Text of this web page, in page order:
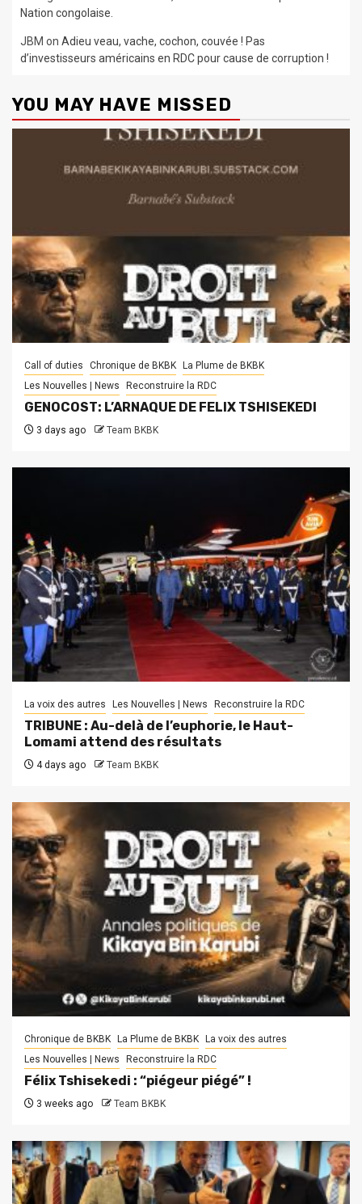
Nation congolaise.
JBM on Adieu veau, vache, cochon, couvée ! Pas
d’investisseurs américains en RDC pour cause de corruption !
YOU MAY HAVE MISSED
Call of duties Chronique de BKBK
La Plume de BKBK
Les Nouvelles | News
Reconstruire la RDC
GENOCOST: L’ARNAQUE DE FELIX TSHISEKEDI
3 days ago Team BKBK
La voix des autres Les Nouvelles | News Reconstruire la RDC
TRIBUNE : Au-delà de l’euphorie, le Haut-
Lomami attend des résultats
4 days ago Team BKBK
Chronique de BKBK La Plume de BKBK
La voix des autres
Les Nouvelles | News
Reconstruire la RDC
Félix Tshisekedi : “piégeur piégé” !
3 weeks ago Team BKBK